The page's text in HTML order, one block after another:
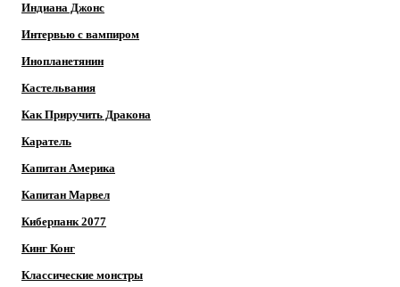
Индиана Джонс
Интервью с вампиром
Инопланетянин
Кастельвания
Как Приручить Дракона
Каратель
Капитан Америка
Капитан Марвел
Киберпанк 2077
Кинг Конг
Классические монстры